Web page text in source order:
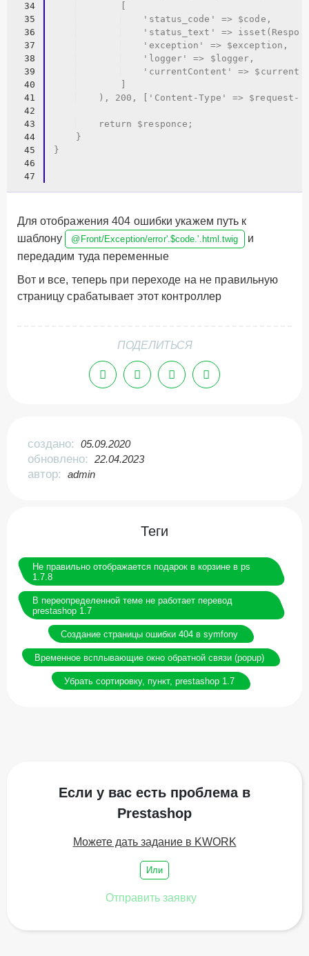
34
35
36
37
38
39
40
41
42
43
44
45
46
47
    'status_code' => $code,
'status_text' =>
    'exception' => $exception,
    'logger' => $logger,
'currentContent' =>
), 200, ['Content-Type' => $request-
    return $responce;
    }
}
Для отображения 404 ошибки укажем путь к
шаблону
@Front/Exception/error'.$code.'.html.twig
и
передадим туда переменные
Вот и все, теперь при переходе на не правильную
страницу срабатывает этот контроллер
ПОДЕЛИТЬСЯ
создано: 05.09.2020
обновлено: 22.04.2023
автор: admin
Теги
Не правильно отображается подарок в корзине в ps
1.7.8
В переопределенной теме не работает перевод
prestashop 1.7
Создание страницы ошибки 404 в symfony
Временное всплывающие окно обратной связи (popup)
Убрать сортировку, пункт, prestashop 1.7
Если у вас есть проблема в
Prestashop
Можете дать задание в KWORK
Или
Отправить заявку